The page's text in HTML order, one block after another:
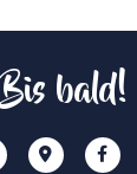
Bis bald!